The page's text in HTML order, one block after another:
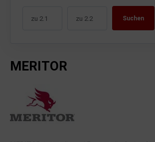
Suchen
MERITOR
Kommunikationssysteme